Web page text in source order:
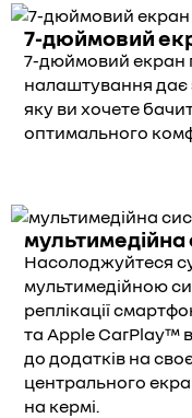
7-дюймовий
7-дюймовий екран
налаштування дає
яку ви хочете
оптимального
Насолоджуйтеся
мультимедійною
реплікації
та Apple CarPlay™
до додатків на
центрального
на кермі.